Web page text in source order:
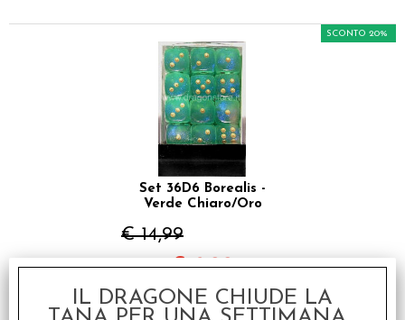
Set 36D6 Borealis -
Verde Chiaro/Oro
€ 14,99
SCONTO 20%
€12,00
IL DRAGONE CHIUDE LA